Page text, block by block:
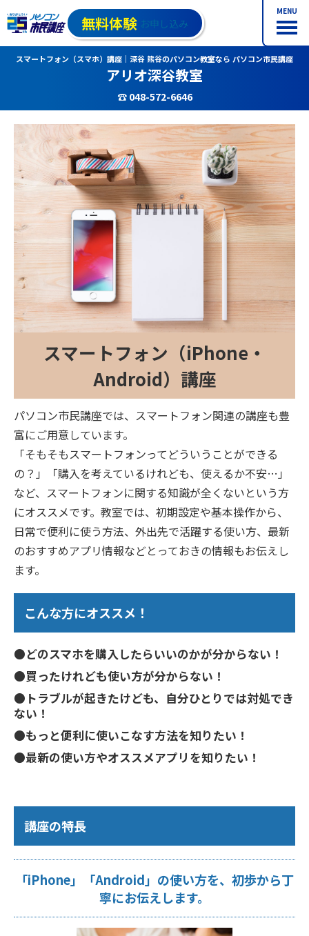
MENU
無料体験 お申し込み
スマートフォン（スマホ）講座｜深谷 熊谷のパソコン教室なら パソコン市民講座
アリオ深谷教室
☎ 048-572-6646
スマートフォン（iPhone・
Android）講座
パソコン市民講座では、スマートフォン関連の講座も豊
富にご用意しています。
「そもそもスマートフォンってどういうことができる
の？」「購入を考えているけれども、使えるか不安…」
など、スマートフォンに関する知識が全くないという方
にオススメです。教室では、初期設定や基本操作から、
日常で便利に使う方法、外出先で活躍する使い方、最新
のおすすめアプリ情報などとっておきの情報もお伝えし
ます。
こんな方にオススメ！
●どのスマホを購入したらいいのかが分からない！
●買ったけれども使い方が分からない！
●トラブルが起きたけども、自分ひとりでは対処でき
ない！
●もっと便利に使いこなす方法を知りたい！
●最新の使い方やオススメアプリを知りたい！
講座の特長
「iPhone」「Android」の使い方を、初歩から丁
寧にお伝えします。